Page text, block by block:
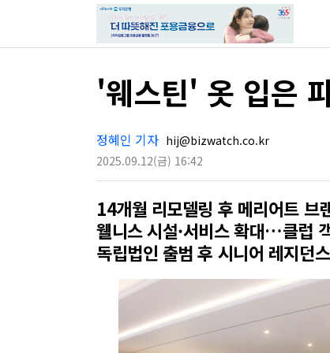
'웨스틴' 옷 입은
정혜인 기자 hij@bizwatch.co.kr
2025.09.12(금) 16:42
14개월 리모델링 후 메리어트 브
웰니스 시설·서비스 확대…클럽
독립법인 출범 후 시니어 레지던